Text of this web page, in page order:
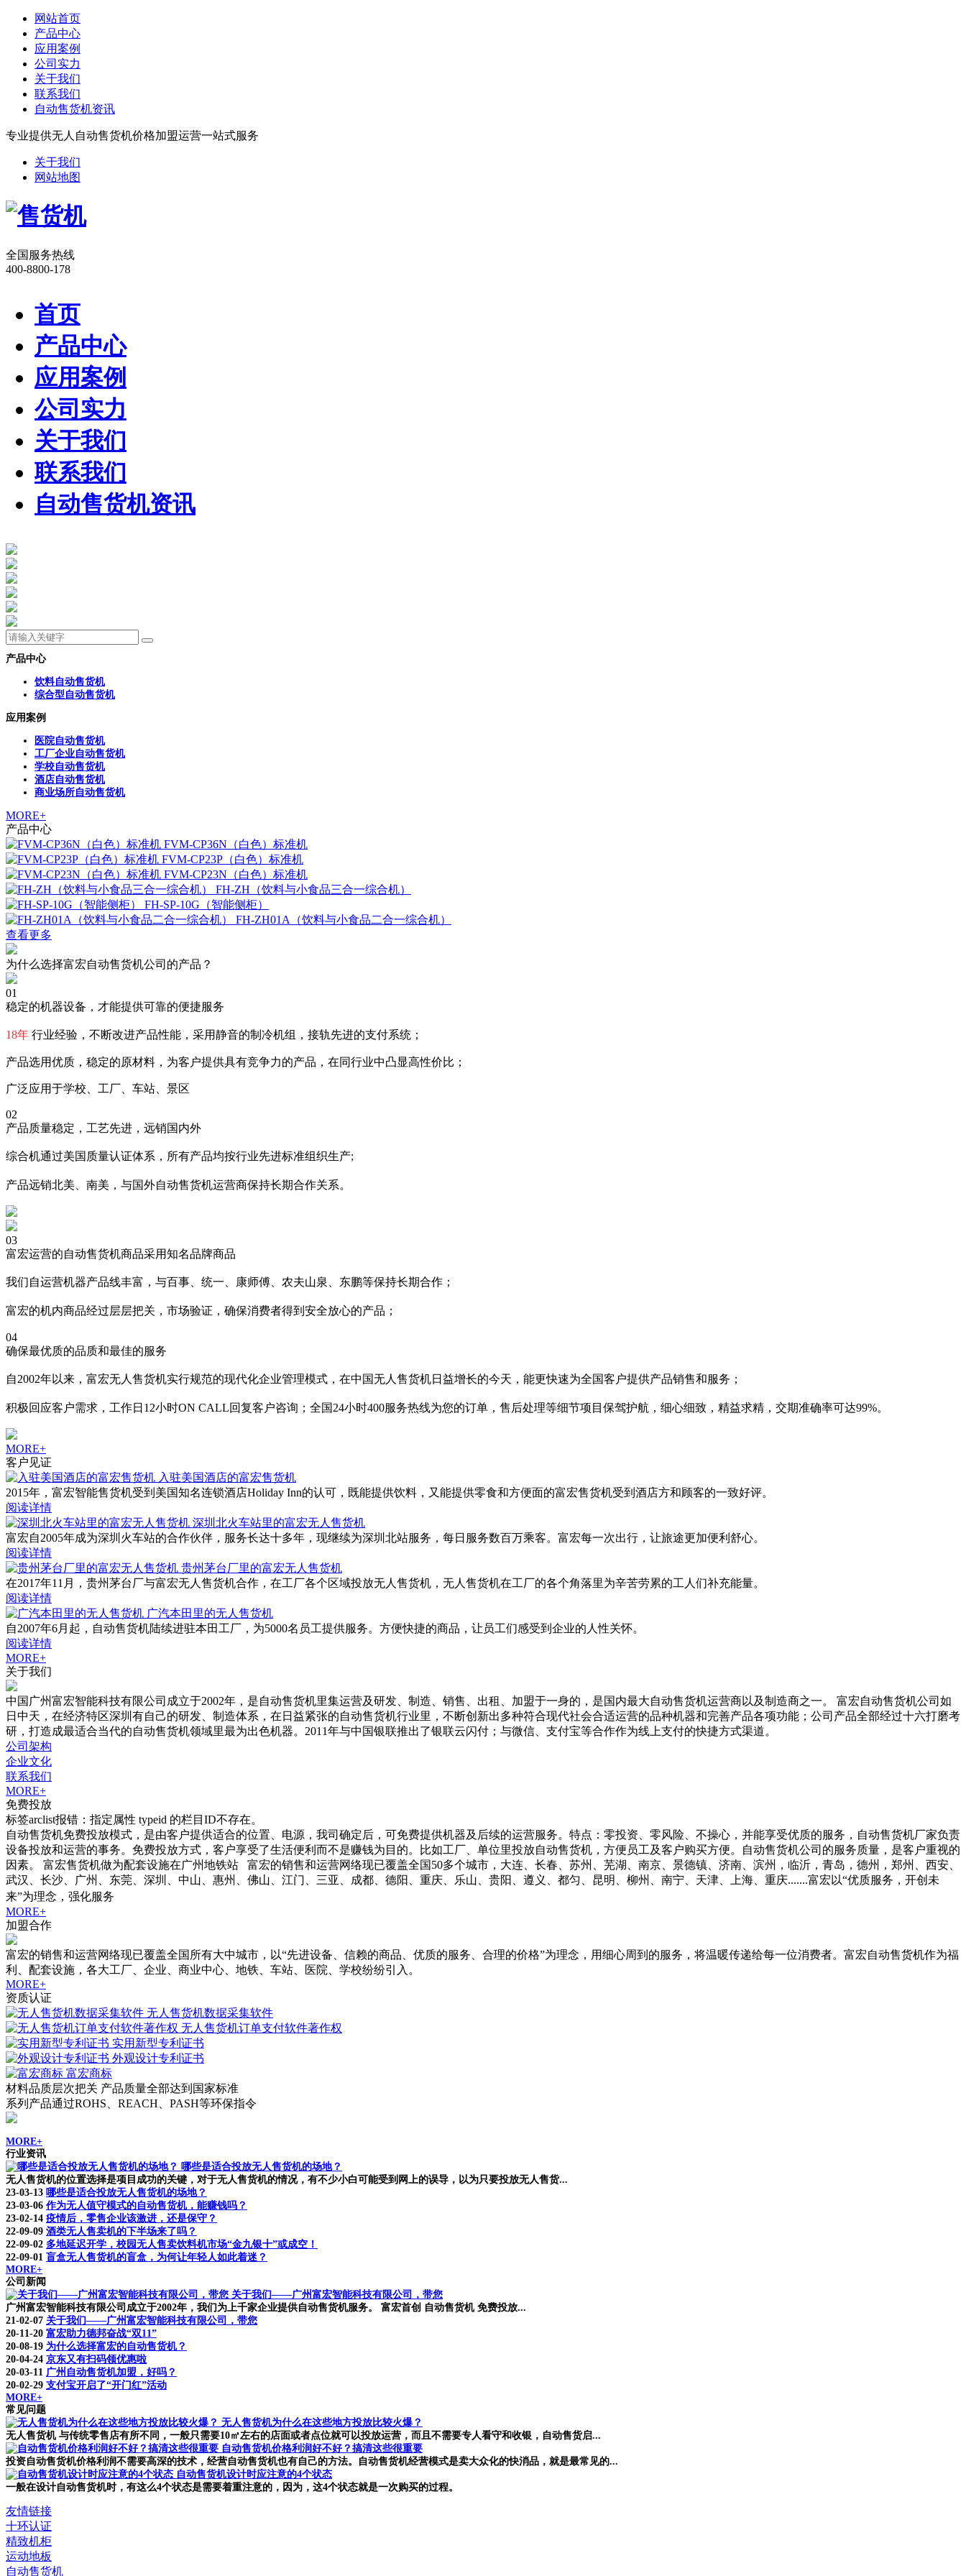
网站首页
产品中心
应用案例
公司实力
关于我们
联系我们
自动售货机资讯
专业提供无人自动售货机价格加盟运营一站式服务
关于我们
网站地图
全国服务热线
400-8800-178
首页
产品中心
应用案例
公司实力
关于我们
联系我们
自动售货机资讯
产品中心
饮料自动售货机
综合型自动售货机
应用案例
医院自动售货机
工厂企业自动售货机
学校自动售货机
酒店自动售货机
商业场所自动售货机
MORE+
产品中心
FVM-CP36N（白色）标准机
FVM-CP23P（白色）标准机
FVM-CP23N（白色）标准机
FH-ZH（饮料与小食品三合一综合机）
FH-SP-10G（智能侧柜）
FH-ZH01A（饮料与小食品二合一综合机）
查看更多
为什么选择富宏自动售货机公司的产品？
01
稳定的机器设备，才能提供可靠的便捷服务
18年 行业经验，不断改进产品性能，采用静音的制冷机组，接轨先进的支付系统；
产品选用优质，稳定的原材料，为客户提供具有竞争力的产品，在同行业中凸显高性价比；
广泛应用于学校、工厂、车站、景区
02
产品质量稳定，工艺先进，远销国内外
综合机通过美国质量认证体系，所有产品均按行业先进标准组织生产;
产品远销北美、南美，与国外自动售货机运营商保持长期合作关系。
03
富宏运营的自动售货机商品采用知名品牌商品
我们自运营机器产品线丰富，与百事、统一、康师傅、农夫山泉、东鹏等保持长期合作；
富宏的机内商品经过层层把关，市场验证，确保消费者得到安全放心的产品；
04
确保最优质的品质和最佳的服务
自2002年以来，富宏无人售货机实行规范的现代化企业管理模式，在中国无人售货机日益增长的今天，能更快速为全国客户提供产品销售和服务；
积极回应客户需求，工作日12小时ON CALL回复客户咨询；全国24小时400服务热线为您的订单，售后处理等细节项目保驾护航，细心细致，精益求精，交期准确率可达99%。
MORE+
客户见证
入驻美国酒店的富宏售货机
2015年，富宏智能售货机受到美国知名连锁酒店Holiday Inn的认可，既能提供饮料，又能提供零食和方便面的富宏售货机受到酒店方和顾客的一致好评。
阅读详情
深圳北火车站里的富宏无人售货机
富宏自2005年成为深圳火车站的合作伙伴，服务长达十多年，现继续为深圳北站服务，每日服务数百万乘客。富宏每一次出行，让旅途更加便利舒心。
阅读详情
贵州茅台厂里的富宏无人售货机
在2017年11月，贵州茅台厂与富宏无人售货机合作，在工厂各个区域投放无人售货机，无人售货机在工厂的各个角落里为辛苦劳累的工人们补充能量。
阅读详情
广汽本田里的无人售货机
自2007年6月起，自动售货机陆续进驻本田工厂，为5000名员工提供服务。方便快捷的商品，让员工们感受到企业的人性关怀。
阅读详情
MORE+
关于我们
中国广州富宏智能科技有限公司成立于2002年，是自动售货机里集运营及研发、制造、销售、出租、加盟于一身的，是国内最大自动售货机运营商以及制造商之一。 富宏自动售货机公司如
日中天，在经济特区深圳有自己的研发、制造体系，在日益紧张的自动售货机行业里，不断创新出多种符合现代社会合适运营的品种机器和完善产品各项功能；公司产品全部经过十六打磨考
研，打造成最适合当代的自动售货机领域里最为出色机器。2011年与中国银联推出了银联云闪付；与微信、支付宝等合作作为线上支付的快捷方式渠道。
公司架构
企业文化
联系我们
MORE+
免费投放
标签arclist报错：指定属性 typeid 的栏目ID不存在。
自动售货机免费投放模式，是由客户提供适合的位置、电源，我司确定后，可免费提供机器及后续的运营服务。特点：零投资、零风险、不操心，并能享受优质的服务，自动售货机厂家负责
设备投放和运营的事务。免费投放方式，客户享受了生活便利而不是赚钱为目的。比如工厂、单位里投放自动售货机，方便员工及客户购买方便。自动售货机公司的服务质量，是客户重视的
因素。 富宏售货机做为配套设施在广州地铁站 富宏的销售和运营网络现已覆盖全国50多个城市，大连、长春、苏州、芜湖、南京、景德镇、济南、滨州，临沂，青岛，德州，郑州、西安、
武汉、长沙、广州、东莞、深圳、中山、惠州、佛山、江门、三亚、成都、德阳、重庆、乐山、贵阳、遵义、都匀、昆明、柳州、南宁、天津、上海、重庆.......富宏以“优质服务，开创未
来”为理念，强化服务
MORE+
加盟合作
富宏的销售和运营网络现已覆盖全国所有大中城市，以“先进设备、信赖的商品、优质的服务、合理的价格”为理念，用细心周到的服务，将温暖传递给每一位消费者。富宏自动售货机作为福
利、配套设施，各大工厂、企业、商业中心、地铁、车站、医院、学校纷纷引入。
MORE+
资质认证
无人售货机数据采集软件
无人售货机订单支付软件著作权
实用新型专利证书
外观设计专利证书
富宏商标
材料品质层次把关 产品质量全部达到国家标准
系列产品通过ROHS、REACH、PASH等环保指令
MORE+
行业资讯
哪些是适合投放无人售货机的场地？
无人售货机的位置选择是项目成功的关键，对于无人售货机的情况，有不少小白可能受到网上的误导，以为只要投放无人售货...
23-03-13 哪些是适合投放无人售货机的场地？
23-03-06 作为无人值守模式的自动售货机，能赚钱吗？
23-02-14 疫情后，零售企业该激进，还是保守？
22-09-09 酒类无人售卖机的下半场来了吗？
22-09-02 多地延迟开学，校园无人售卖饮料机市场“金九银十”或成空！
22-09-01 盲盒无人售货机的盲盒，为何让年轻人如此着迷？
MORE+
公司新闻
关于我们——广州富宏智能科技有限公司，带您
广州富宏智能科技有限公司成立于2002年，我们为上千家企业提供自动售货机服务。 富宏首创 自动售货机 免费投放...
21-02-07 关于我们——广州富宏智能科技有限公司，带您
20-11-20 富宏助力德邦奋战“双11”
20-08-19 为什么选择富宏的自动售货机？
20-04-24 京东又有扫码领优惠啦
20-03-11 广州自动售货机加盟，好吗？
20-02-29 支付宝开启了“开门红”活动
MORE+
常见问题
无人售货机为什么在这些地方投放比较火爆？
无人售货机 与传统零售店有所不同，一般只需要10㎡左右的店面或者点位就可以投放运营，而且不需要专人看守和收银，自动售货启...
自动售货机价格利润好不好？搞清这些很重要
投资自动售货机价格利润不需要高深的技术，经营自动售货机也有自己的方法。自动售货机经营模式是卖大众化的快消品，就是最常见的...
自动售货机设计时应注意的4个状态
一般在设计自动售货机时，有这么4个状态是需要着重注意的，因为，这4个状态就是一次购买的过程。
友情链接
十环认证
精致机柜
运动地板
自动售货机